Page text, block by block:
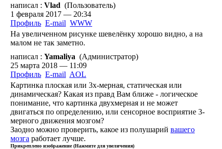
написал : Vlad (Пользователь)
1 февраля 2017 — 20:34
Профиль E-mail WWW
На увеличенном рисунке шевелёнку хорошо видно, а на
малом не так заметно.
написал : Yamaliya (Администратор)
25 марта 2018 — 11:09
Профиль E-mail AOL
Картинка плоская или 3x-мерная, статическая или
динамическая? Какая из правд Вам ближе - логическое
понимание, что картинка двухмерная и не может
двигаться по определению, или сенсорное восприятие 3-
мерного движения мозгом?
Заодно можно проверить, какое из полушарий вашего
мозга работает лучше.
Прикреплено изображение (Нажмите для увеличения)